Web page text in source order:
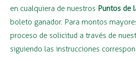
en cualquiera de nuestros Puntos de
boleto ganador. Para montos
proceso de solicitud a través de
siguiendo las instrucciones